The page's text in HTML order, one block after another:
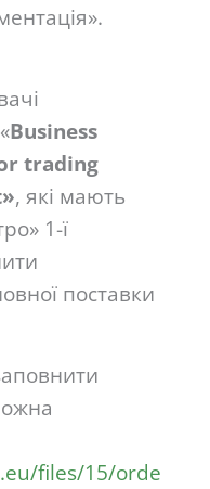
Business
trading
, які мають
1-ї
поставки
files/15/orde